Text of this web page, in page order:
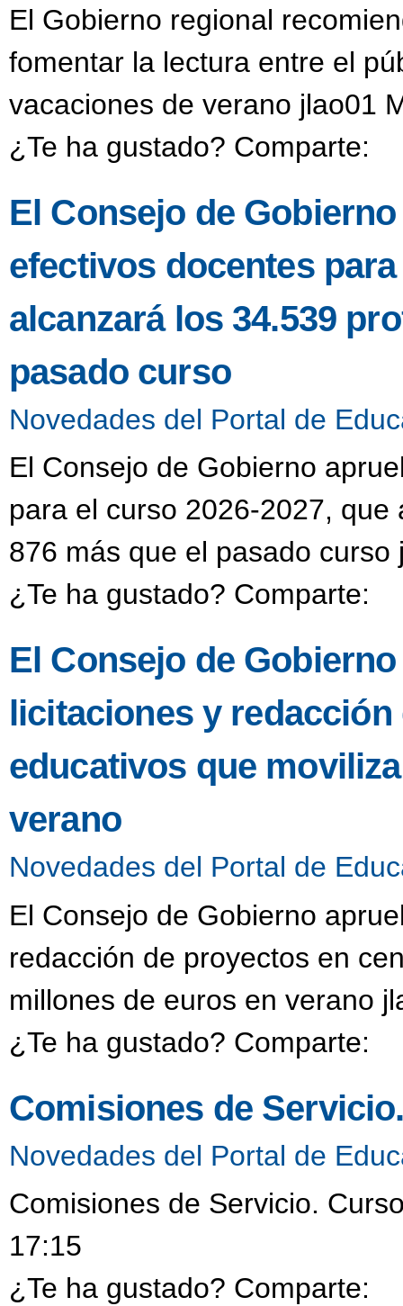
El Gobierno regional
fomentar la lectura entre el
vacaciones de verano jlao01
¿Te ha gustado? Comparte:
El Consejo de
efectivos docentes
alcanzará los 34.539
pasado curso
Novedades del Portal de
El Consejo de Gobierno
para el curso 2026-2027,
876 más que el pasado
¿Te ha gustado? Comparte:
El Consejo de
licitaciones y
educativos que
verano
Novedades del Portal de
El Consejo de Gobierno
redacción de proyectos en
millones de euros en verano
¿Te ha gustado? Comparte:
Comisiones de
Novedades del Portal de
Comisiones de Servicio.
17:15
¿Te ha gustado? Comparte: